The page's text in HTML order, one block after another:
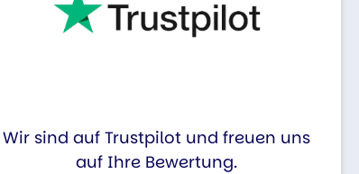
Wir sind auf Trustpilot und freuen uns
auf Ihre Bewertung.